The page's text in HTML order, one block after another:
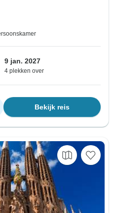
9 jan. 2027
4 plekken over
Bekijk reis